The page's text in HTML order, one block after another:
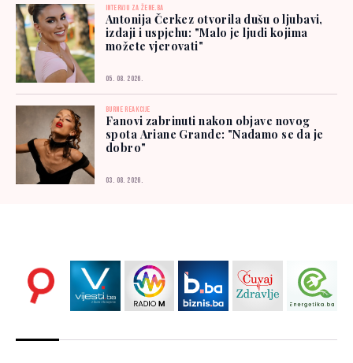
INTERVJU ZA ŽENE.BA
Antonija Čerkez otvorila dušu o ljubavi,
izdaji i uspjehu: "Malo je ljudi kojima
možete vjerovati"
05. 08. 2026.
BURNE REAKCIJE
Fanovi zabrinuti nakon objave novog
spota Ariane Grande: "Nadamo se da je
dobro"
03. 08. 2026.